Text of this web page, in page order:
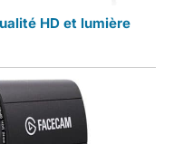
HD et lumière